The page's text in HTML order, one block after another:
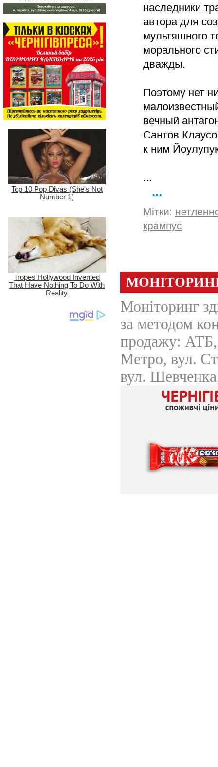
наследники
автора для
мультяшного
морального
дважды.
Поэтому нет
вечный
Сантов
к ним
...
...
Мітки:
крампус